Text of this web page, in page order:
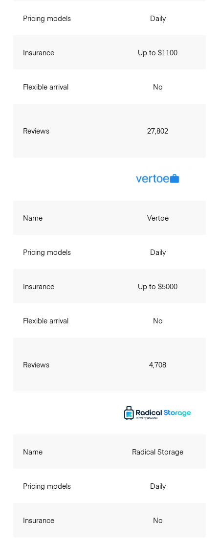
Pricing models
Insurance
Flexible arrival
Reviews
Daily
Up to $1100
No
27,802
Name
Pricing models
Insurance
Flexible arrival
Reviews
Vertoe
Daily
Up to $5000
No
4,708
Name
Pricing models
Insurance
Radical Storage
Daily
No